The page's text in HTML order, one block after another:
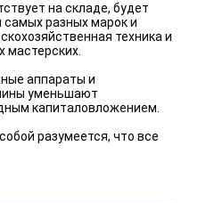
на складе, будет
разных марок и
техника и
мастерских.
аппараты и
уменьшают
капиталовложением.
разумеется, что все